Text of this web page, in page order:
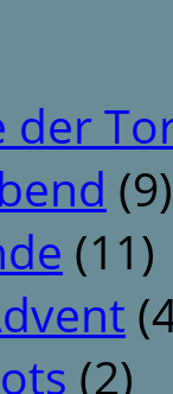
der
(9)
(11)
(2)